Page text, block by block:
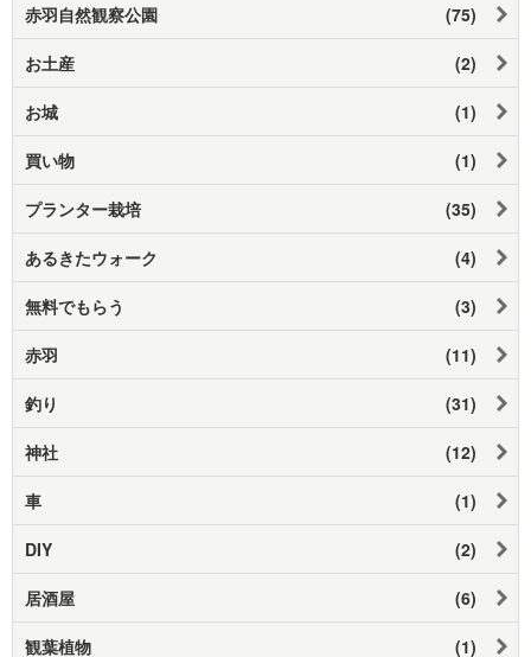
赤羽自然観察公園 (75)
お土産 (2)
お城 (1)
買い物 (1)
プランター栽培 (35)
あるきたウォーク (4)
無料でもらう (3)
赤羽 (11)
釣り (31)
神社 (12)
車 (1)
DIY (2)
居酒屋 (6)
観葉植物 (1)